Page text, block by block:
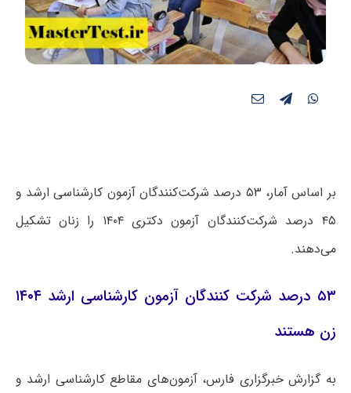
بر اساس آمار، ۵۳ درصد شرکت‌کنندگان آزمون کارشناسی ارشد و
۴۵ درصد شرکت‌کنندگان آزمون دکتری ۱۴۰۴ را زنان تشکیل
می‌دهند.
۵۳ درصد شرکت کنندگان آزمون کارشناسی ارشد ۱۴۰۴
زن هستند
به گزارش خبرگزاری فارس، آزمون‌های مقاطع کارشناسی ارشد و